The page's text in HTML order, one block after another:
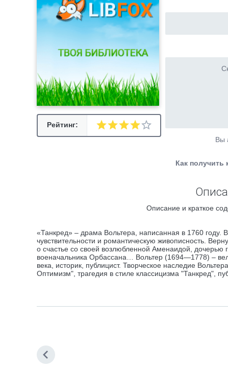
Рейтинг:
Вы
Как получить
Описание и краткое
«Танкред» – драма Вольтера, написанная в 1760 году.
чувствительности и романтическую живописность.
о счастье со своей возлюбленной Аменаидой, дочерью
военачальника Орбассана… Вольтер (1694—1778) –
века, историк, публицист. Творческое наследие
Оптимизм", трагедия в стиле классицизма "Танкред",